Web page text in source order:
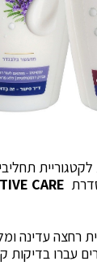
CARE
רחצה עדינה
עברו בדיקות